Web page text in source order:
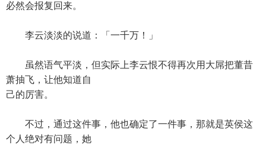
必然会报复回来。
李云淡淡的说道：「一千万！」
虽然语气平淡，但实际上李云恨不得再次用大屌把董昔
萧抽飞，让他知道自
己的厉害。
不过，通过这件事，他也确定了一件事，那就是英侯这
个人绝对有问题，她